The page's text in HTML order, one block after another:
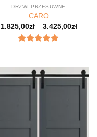
DRZWI PRZESUWNE
CARO
1.825,00zł– 3.425,00zł